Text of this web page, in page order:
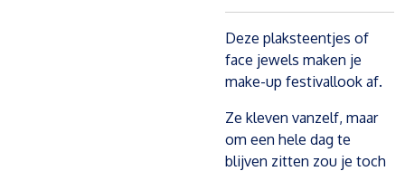
Deze plaksteentjes of
face jewels maken je
make-up festivallook af.
Ze kleven vanzelf, maar
om een hele dag te
blijven zitten zou je toch